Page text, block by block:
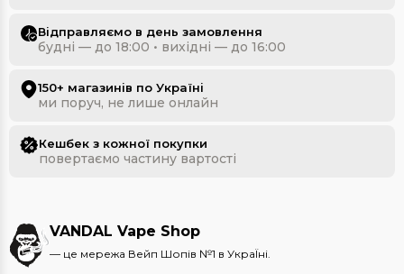
Відправляємо в день замовлення
будні — до 18:00 • вихідні — до 16:00
150+ магазинів по Україні
ми поруч, не лише онлайн
Кешбек з кожної покупки
повертаємо частину вартості
VANDAL Vape Shop
— це мережа Вейп Шопів №1 в УкраЇні.